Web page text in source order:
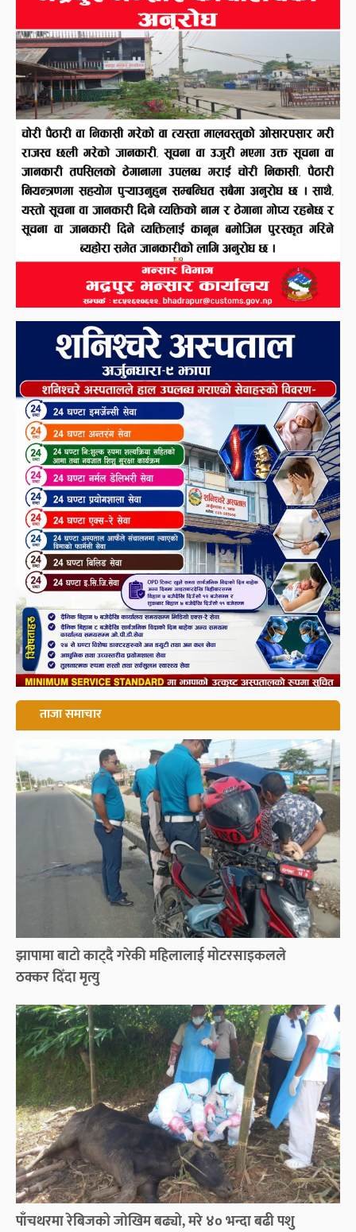
ताजा समाचार
झापामा बाटो काट्दै गरेकी महिलालाई मोटरसाइकलले
ठक्कर दिँदा मृत्यु
पाँचथरमा रेबिजको जोखिम बढ्यो, मरे ४० भन्दा बढी पशु